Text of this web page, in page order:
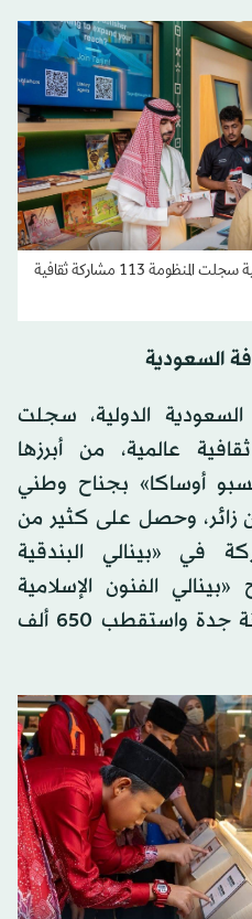
على صعيد تعزيز مكانة السعودية الدولية سجلت المنظومة 113 مشاركة ثقافية
السعودية
الدولية، سجلت
مشاركة ثقافية عالمية، من أبرزها
أوساكا» بجناح وطني
من 3 ملايين زائر، وحصل على كثير من
في «بينالي البندقية
الفنون الإسلامية
2025» الذي أقيم في مدينة جدة واستقطب 650 ألف